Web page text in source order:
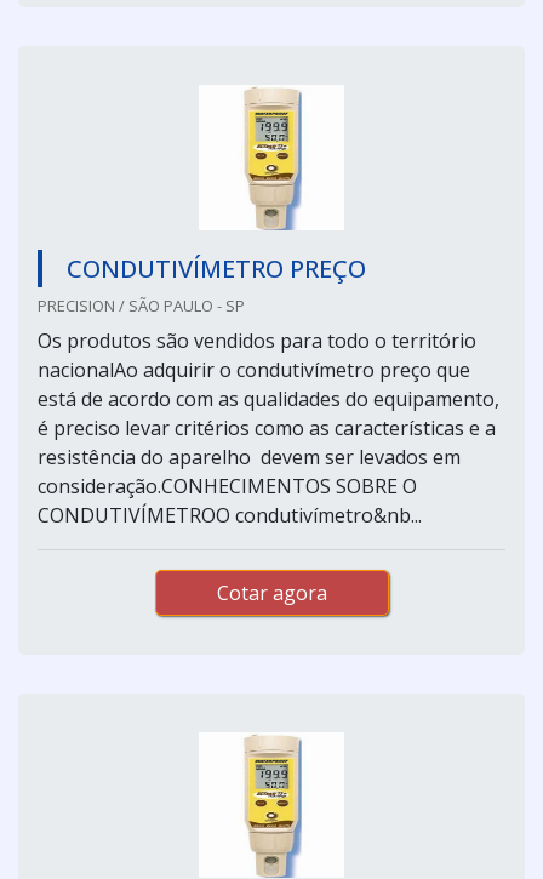
CONDUTIVÍMETRO PREÇO
PRECISION / SÃO PAULO - SP
Os produtos são vendidos para todo o território
nacionalAo adquirir o condutivímetro preço que
está de acordo com as qualidades do equipamento,
é preciso levar critérios como as características e a
resistência do aparelho devem ser levados em
consideração.CONHECIMENTOS SOBRE O
CONDUTIVÍMETROO condutivímetro&nb...
Cotar agora